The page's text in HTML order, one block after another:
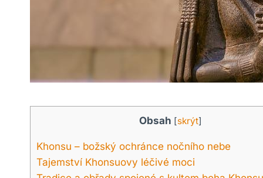
Obsah [skrýt]
Khonsu – božský ochránce nočního nebe
Tajemství Khonsuovy léčivé moci